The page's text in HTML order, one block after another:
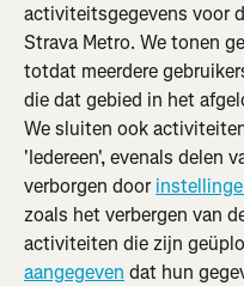
activiteitsgegevens voor
Strava Metro. We tonen
totdat meerdere
die dat gebied in het
We sluiten ook
'Iedereen', evenals delen
verborgen door
zoals het verbergen van
activiteiten die zijn
aangegeven dat hun